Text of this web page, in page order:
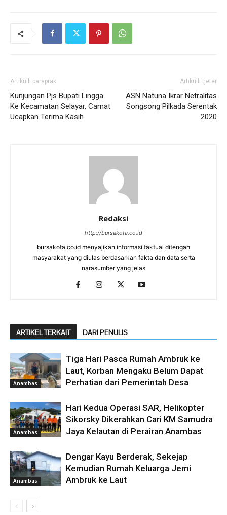
Artikulli paraprak
Kunjungan Pjs Bupati Lingga
Ke Kecamatan Selayar, Camat
Ucapkan Terima Kasih
Artikulli tjetër
ASN Natuna Ikrar Netralitas
Songsong Pilkada Serentak
2020
Redaksi
http://bursakota.co.id
bursakota.co.id menyajikan informasi faktual ditengah
masyarakat yang diulas berdasarkan fakta dan data serta
narasumber yang jelas
ARTIKEL TERKAIT DARI PENULIS
Anambas
Tiga Hari Pasca Rumah Ambruk ke
Laut, Korban Mengaku Belum Dapat
Perhatian dari Pemerintah Desa
Anambas
Hari Kedua Operasi SAR, Helikopter
Sikorsky Dikerahkan Cari KM Samudra
Jaya Kelautan di Perairan Anambas
Anambas
Dengar Kayu Berderak, Sekejap
Kemudian Rumah Keluarga Jemi
Ambruk ke Laut